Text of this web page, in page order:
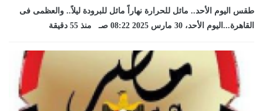
طقس اليوم الأحد.. مائل للحرارة نهاراً مائل للبرودة ليلاً.. والعظمى فى
القاهرة...اليوم الأحد، 30 مارس 2025 08:22 صـ منذ 55 دقيقة